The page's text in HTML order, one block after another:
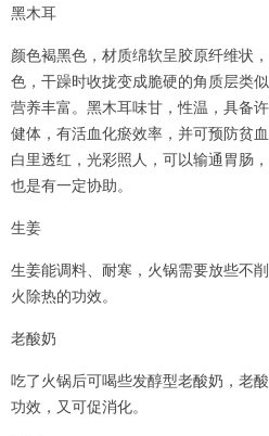
黑木耳
颜色褐黑色，材质绵软呈胶原纤维状
色，干躁时收拢变成脆硬的角质层类
营养丰富。黑木耳味甘，性温，具备
健体，有活血化瘀效率，并可预防贫
白里透红，光彩照人，可以输通胃肠
也是有一定协助。
生姜
生姜能调料、耐寒，火锅需要放些不
火除热的功效。
老酸奶
吃了火锅后可喝些发醇型老酸奶，老
功效，又可促消化。